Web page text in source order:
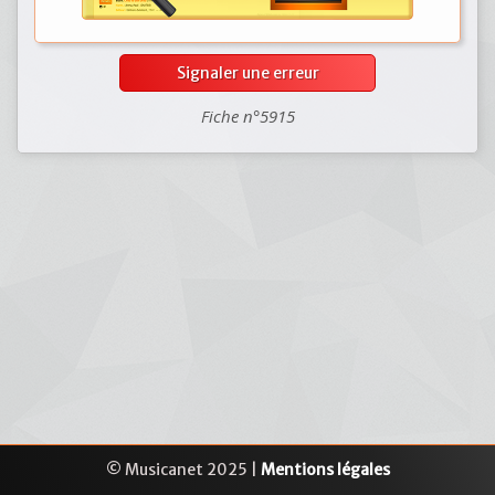
Signaler une erreur
Fiche n°5915
© Musicanet 2025 | Mentions légales